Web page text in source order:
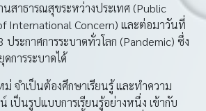
นสาธารณสุขระหว่างประเทศ (Public
International Concern) และต่อมาวันที่
ระกาศการระบาดทั่วโลก (Pandemic) ซึ่ง
การระบาดได้
ม่ จำเป็นต้องศึกษาเรียนรู้ และทำความ
น์ เป็นรูปแบบการเรียนรู้อย่างหนึ่ง เข้ากับ